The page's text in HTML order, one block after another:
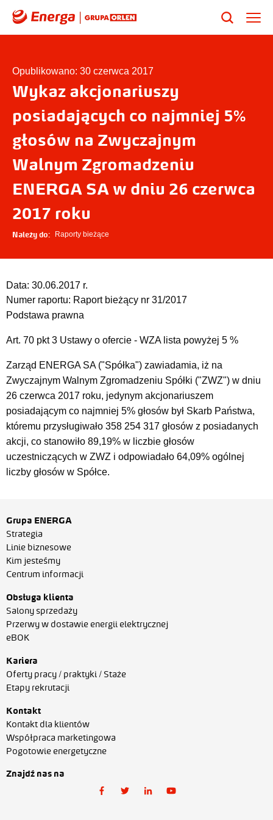
Opublikowano: 30 czerwca 2017
Wykaz akcjonariuszy
posiadających co najmniej 5%
głosów na Zwyczajnym
Walnym Zgromadzeniu
ENERGA SA w dniu 26 czerwca
2017 roku
Należy do: Raporty bieżące
Data: 30.06.2017 r.
Numer raportu: Raport bieżący nr 31/2017
Podstawa prawna
Art. 70 pkt 3 Ustawy o ofercie - WZA lista powyżej 5 %
Zarząd ENERGA SA ("Spółka") zawiadamia, iż na
Zwyczajnym Walnym Zgromadzeniu Spółki ("ZWZ") w dniu
26 czerwca 2017 roku, jedynym akcjonariuszem
posiadającym co najmniej 5% głosów był Skarb Państwa,
któremu przysługiwało 358 254 317 głosów z posiadanych
akcji, co stanowiło 89,19% w liczbie głosów
uczestniczących w ZWZ i odpowiadało 64,09% ogólnej
liczby głosów w Spółce.
Grupa ENERGA
Strategia
Linie biznesowe
Kim jesteśmy
Centrum informacji
Obsługa klienta
Salony sprzedaży
Przerwy w dostawie energii elektrycznej
eBOK
Kariera
Oferty pracy / praktyki / Staże
Etapy rekrutacji
Kontakt
Kontakt dla klientów
Współpraca marketingowa
Pogotowie energetyczne
Znajdź nas na